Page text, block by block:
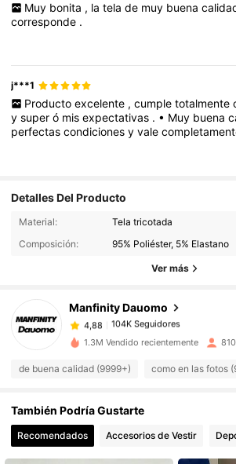
Muy bonita , la tela de muy buena
corresponde .
j***1
Producto excelente , cumple totalmente
ysuperó misexpectativas . • Muy buena
perfectascondicionesyvale
Productodemuybuena
aparece
fotos
10 Descripción del
Detalles Del Producto
Material:
Tela tricotada
Composición:
95% Poliéster, 5% Elastano
Ver más
Manfinity Dauomo
104K Seguidores
104K Seguidores
4,88 104K Seguidores
4,88 104K Seguidores
4,88
1.3M Vendido recientemente
de buena calidad (9999+) como en las fotos
También Podría Gustarte
Recomendados Accesorios de Vestir